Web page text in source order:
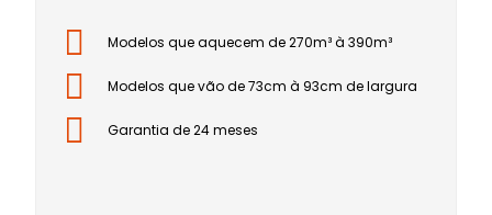
Modelos que aquecem de 270m³ à 390m³
Modelos que vão de 73cm à 93cm de largura
Garantia de 24 meses